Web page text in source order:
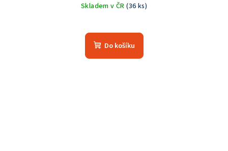
Skladem v ČR(36 ks)
Do košíku